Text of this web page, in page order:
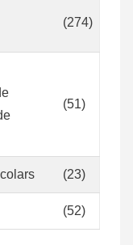
(274)
(51)
(23)
(52)